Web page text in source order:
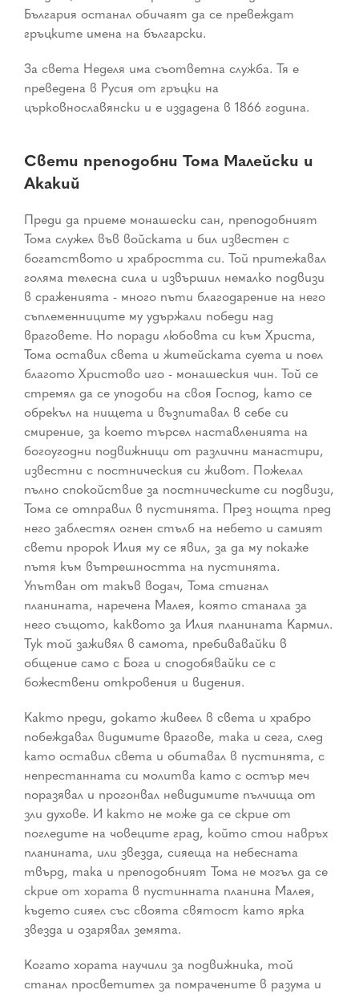
България останал обичаят да се превеждат
гръцките имена на български.
За света Неделя има съответна служба. Тя е
преведена в Русия от гръцки на
църковнославянски и е издадена в 1866 година.
Свети преподобни Тома Малейски и
Акакий
Преди да приеме монашески сан, преподобният
Тома служел във войската и бил известен с
богатството и храбростта си. Той притежавал
голяма телесна сила и извършил немалко подвизи
в сраженията - много пъти благодарение на него
съплеменниците му удържали победи над
враговете. Но поради любовта си към Христа,
Тома оставил света и житейската суета и поел
благото Христово иго - монашеския чин. Той се
стремял да се уподоби на своя Господ, като се
обрекъл на нищета и възпитавал в себе си
смирение, за което търсел наставленията на
богоугодни подвижници от различни манастири,
известни с постническия си живот. Пожелал
пълно спокойствие за постническите си подвизи,
Тома се отправил в пустинята. През нощта пред
него заблестял огнен стълб на небето и самият
свети пророк Илия му се явил, за да му покаже
пътя към вътрешността на пустинята.
Упътван от такъв водач, Тома стигнал
планината, наречена Малея, която станала за
него същото, каквото за Илия планината Кармил.
Тук той заживял в самота, пребивавайки в
общение само с Бога и сподобявайки се с
божествени откровения и видения.
Както преди, докато живеел в света и храбро
побеждавал видимите врагове, така и сега, след
като оставил света и обитавал в пустинята, с
непрестанната си молитва като с остър меч
поразявал и прогонвал невидимите пълчища от
зли духове. И както не може да се скрие от
погледите на човеците град, който стои навръх
планината, или звезда, сияеща на небесната
твърд, така и преподобният Тома не могъл да се
скрие от хората в пустинната планина Малея,
където сияел със своята святост като ярка
звезда и озарявал земята.
Когато хората научили за подвижника, той
станал просветител за помрачените в разума и